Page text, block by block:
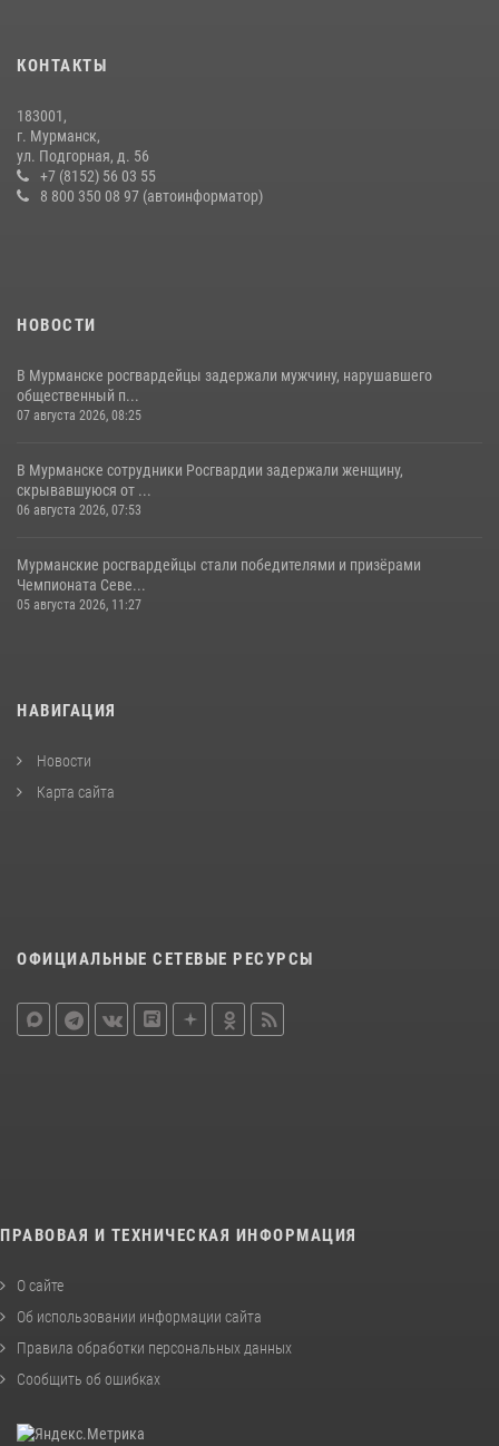
В Мурманске росгвардейцы задержали ночного дебошира,
устроившего скандал в мини-отеле
09 июля 2026, 07:56
КОНТАКТЫ
183001,
г. Мурманск,
ул. Подгорная, д. 56
+7 (8152) 56 03 55
8 800 350 08 97 (автоинформатор)
НОВОСТИ
В Мурманске росгвардейцы задержали мужчину, нарушавшего
общественный п...
07 августа 2026, 08:25
В Мурманске сотрудники Росгвардии задержали женщину,
скрывавшуюся от ...
06 августа 2026, 07:53
Мурманские росгвардейцы стали победителями и призёрами
Чемпионата Севе...
05 августа 2026, 11:27
НАВИГАЦИЯ
Новости
Карта сайта
ОФИЦИАЛЬНЫЕ СЕТЕВЫЕ РЕСУРСЫ
ПРАВОВАЯ И ТЕХНИЧЕСКАЯ ИНФОРМАЦИЯ
О сайте
Об использовании информации сайта
Правила обработки персональных данных
Сообщить об ошибках